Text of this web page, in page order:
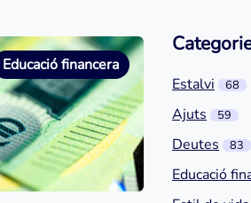
Educació financera
Estalvi 68
Ajuts 59
Deutes 83
Educació